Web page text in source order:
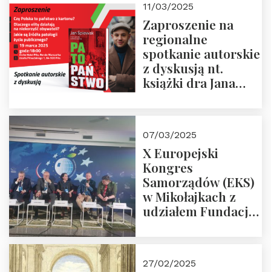
i prof.
Krasnodębski
11/03/2025
Zaproszenie na
regionalne
spotkanie autorskie
z dyskusją nt.
książki dra Jana
07/03/2025
X Europejski
Kongres
Samorządów (EKS)
w Mikołajkach z
udziałem Fundacji
27/02/2025